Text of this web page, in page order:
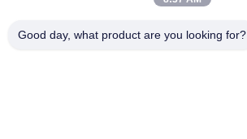
Edelstahlmaschengurt
Spiraldrahtgeflecht
Good day, what product are you looking for?